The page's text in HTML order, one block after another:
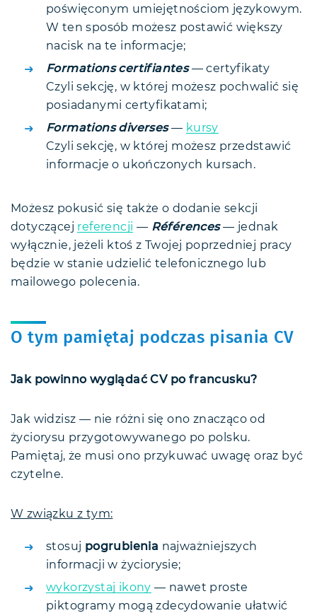
poświęconym umiejętnościom językowym.
W ten sposób możesz postawić większy
nacisk na te informacje;
Formations certifiantes — certyfikaty
Czyli sekcję, w której możesz pochwalić się
posiadanymi certyfikatami;
Formations diverses — kursy
Czyli sekcję, w której możesz przedstawić
informacje o ukończonych kursach.
Możesz pokusić się także o dodanie sekcji
dotyczącej referencji — Références— jednak
wyłącznie, jeżeli ktoś z Twojej poprzedniej pracy
będzie w stanie udzielić telefonicznego lub
mailowego polecenia.
O tym pamiętaj podczas pisania CV
Jak powinno wyglądać CV po francusku?
Jak widzisz — nie różni się ono znacząco od
życiorysu przygotowywanego po polsku.
Pamiętaj, że musi ono przykuwać uwagę oraz być
czytelne.
W związku z tym:
stosuj pogrubienia najważniejszych
informacji w życiorysie;
wykorzystaj ikony — nawet proste
piktogramy mogą zdecydowanie ułatwić